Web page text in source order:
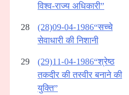
विश्व-राज्य अधिकारी”
28
(28)09-04-1986“सच्चे
सेवाधारी की निशानी
29
(29)11-04-1986“श्रेष्ठ
तकदीर की तस्वीर बनाने की
युक्ति”